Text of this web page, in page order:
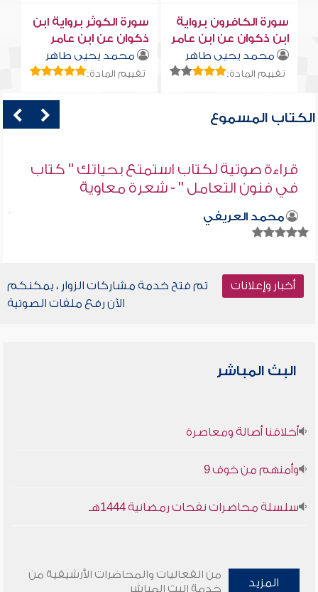
سورة الكافرون برواية
ابن ذكوان عن ابن عامر
محمد يحيى طاهر
تقييم المادة:
سورة الكوثر برواية ابن
ذكوان عن ابن عامر
محمد يحيى طاهر
تقييم المادة:
الكتاب المسموع
قراءة صوتية لكتاب استمتع بحياتك " كتاب
في فنون التعامل " - شعرة معاوية
محمد العريفي
أخبار وإعلانات
تم فتح خدمة مشاركات الزوار ، يمكنكم
الآن رفع ملفات الصوتية
البث المباشر
أخلاقنا أصالة ومعاصرة
وأمنهم من خوف 9
سلسلة محاضرات نفحات رمضانية 1444هـ
المزيد
من الفعاليات والمحاضرات الأرشيفية من
خدمة البث المباشر